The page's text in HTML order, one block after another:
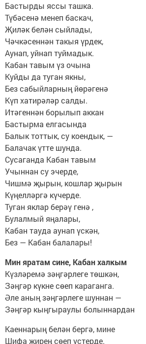
Бастырды яссы ташка.
Түбәсенә менеп баскач,
Җиләк белән сыйлады,
Чәчкәсеннән такыя үрдек,
Аунап, уйнап туймадык.
Кабан тавым үз очына
Куйды да туган якны,
Без сабыйларның йөрәгенә
Күп хатирәләр салды.
Итәгеннән борылып аккан
Бастырма елгасында
Балык тоттык, су коендык, —
Балачак үтте шунда.
Сусаганда Кабан тавым
Учыннан су эчерде,
Чишмә җырын, кошлар җырын
Күңелләргә күчерде.
Туган яклар берәү генә ,
Булалмый яңалары,
Кабан тауда аунап үскән,
Без — Кабан балалары!
Мин яратам сине, Кабан халкым
Күзләремә зәңгәрлеге төшкән,
Зәңгәр күкне сөеп караганга.
Әле аның зәңгәрлеге шуннан —
Зәңгәр кыңгыраулы болыннардан
Каеннарың белән бергә, мине
Шифа җирең сөеп үстерде.